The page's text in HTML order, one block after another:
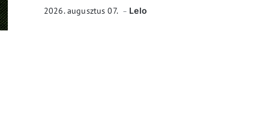
2026. augusztus 07. Lelo